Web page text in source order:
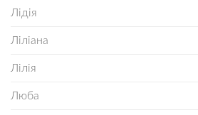
Лідія
Ліліана
Лілія
Люба